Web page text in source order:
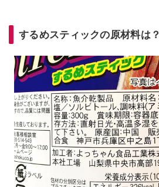
するめスティックの原材料は？